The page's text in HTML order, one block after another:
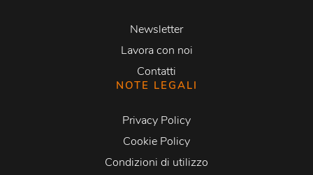
Newsletter
Lavora con noi
Contatti
NOTE LEGALI
Privacy Policy
Cookie Policy
Condizioni di utilizzo